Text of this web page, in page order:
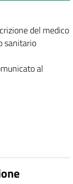
del medico
sanitario
al